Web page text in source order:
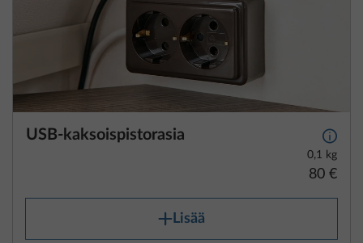
USB-kaksoispistorasia
0,1 kg
80 €
Lisää